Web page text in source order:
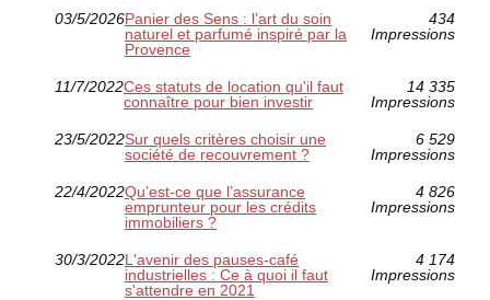
03/5/2026Panier des Sens : l’art du soin
naturel et parfumé inspiré par la
Provence
434
Impressions
11/7/2022Ces statuts de location qu'il faut
connaître pour bien investir
14 335
Impressions
23/5/2022Sur quels critères choisir une
société de recouvrement ?
6 529
Impressions
22/4/2022Qu’est-ce que l’assurance
emprunteur pour les crédits
immobiliers ?
4 826
Impressions
30/3/2022L'avenir des pauses-café
industrielles : Ce à quoi il faut
s'attendre en 2021
4 174
Impressions